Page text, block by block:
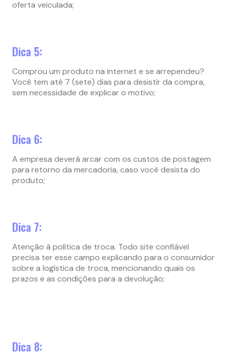
oferta veiculada;
Dica 5:
Comprou um produto na internet e se arrependeu?
Você tem até 7 (sete) dias para desistir da compra,
sem necessidade de explicar o motivo;
Dica 6:
A empresa deverá arcar com os custos de postagem
para retorno da mercadoria, caso você desista do
produto;
Dica 7:
Atenção à política de troca. Todo site confiável
precisa ter esse campo explicando para o consumidor
sobre a logística de troca, mencionando quais os
prazos e as condições para a devolução;
Dica 8: